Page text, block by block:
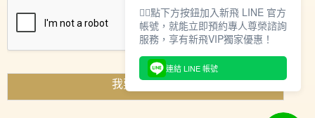
我要索取資料
👇🏻點下方按鈕加入新飛 LINE 官方
帳號，就能立即預約專人尊榮諮詢
服務，享有新飛VIP獨家優惠！
連結 LINE 帳號